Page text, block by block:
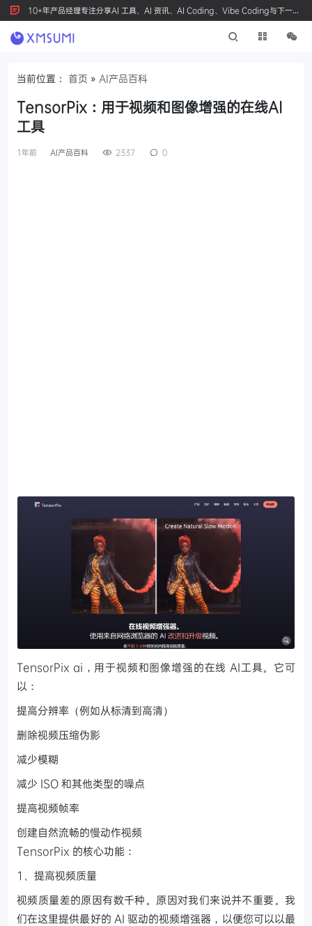
10+年产品经理专注分享AI 工具、AI 资讯、AI Coding、Vibe Coding与下一代
产品创新，按 Ctrl+D 收藏我们
当前位置： 首页 » AI产品百科
TensorPix：用于视频和图像增强的在线AI
工具
1年前 AI产品百科 2337 0
TensorPix ai，用于视频和图像增强的在线 AI工具。它可
以：
提高分辨率（例如从标清到高清）
删除视频压缩伪影
减少模糊
减少 ISO 和其他类型的噪点
提高视频帧率
创建自然流畅的慢动作视频
TensorPix 的核心功能：
1、提高视频质量
视频质量差的原因有数千种。原因对我们来说并不重要。我
们在这里提供最好的 AI 驱动的视频增强器，以便您可以以最